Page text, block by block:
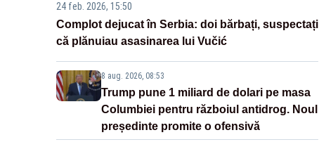
24 feb. 2026, 15:50
Complot dejucat în Serbia: doi bărbați, suspectați
că plănuiau asasinarea lui Vučić
8 aug. 2026, 08:53
Trump pune 1 miliard de dolari pe masa
Columbiei pentru războiul antidrog. Noul
președinte promite o ofensivă